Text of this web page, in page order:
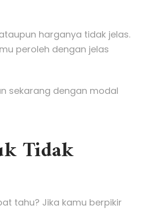
harganya tidak jelas.
peroleh dengan jelas
sekarang dengan modal
Tidak
tahu? Jika kamu berpikir